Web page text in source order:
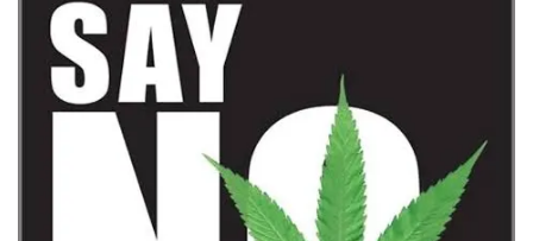
Stabilitas keamanan akan
memberikan ruang bagi
masyarakat untuk
beraktivitas dengan
nyaman, sekaligus
mendukung pelaksanaan
berbagai program
pembangunan dan
kebijakan pemerintah. Si
Humas Polres Nias Selatan
menambahkan bahwa